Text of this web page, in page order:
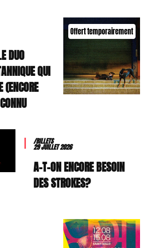
Offert temporairement
DUO
QUI
(ENCORE
/BILLETS
29 JUILLET 2026
A-T-ON ENCORE BESOIN
DES STROKES?